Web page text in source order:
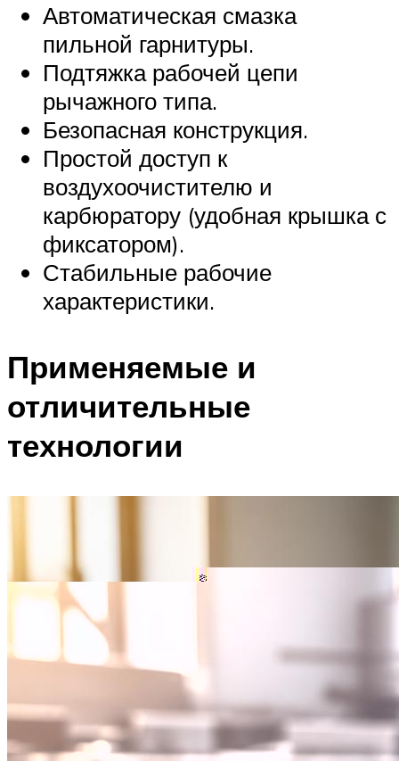
Автоматическая смазка
пильной гарнитуры.
Подтяжка рабочей цепи
рычажного типа.
Безопасная конструкция.
Простой доступ к
воздухоочистителю и
карбюратору (удобная крышка с
фиксатором).
Стабильные рабочие
характеристики.
Применяемые и
отличительные
технологии